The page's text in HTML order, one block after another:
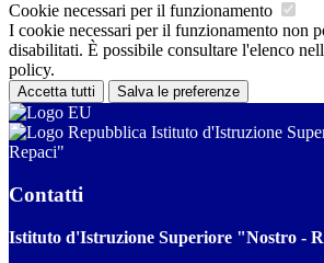
Cookie necessari per il funzionamento
I cookie necessari per il funzionamento non
disabilitati. È possibile consultare l'elenco
policy.
Accetta tutti Salva le preferenze
Istituto d'Istruzione
Repaci"
Contatti
Istituto d'Istruzione Superiore "Nostro -